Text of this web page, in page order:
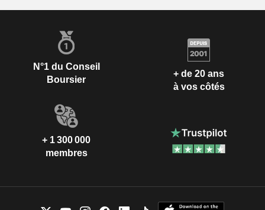
N°1 du Conseil
Boursier
+ de 20 ans
à vos côtés
+ 1 300 000
membres